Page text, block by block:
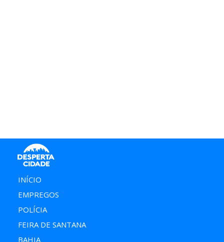
INÍCIO
EMPREGOS
POLÍCIA
FEIRA DE SANTANA
BAHIA